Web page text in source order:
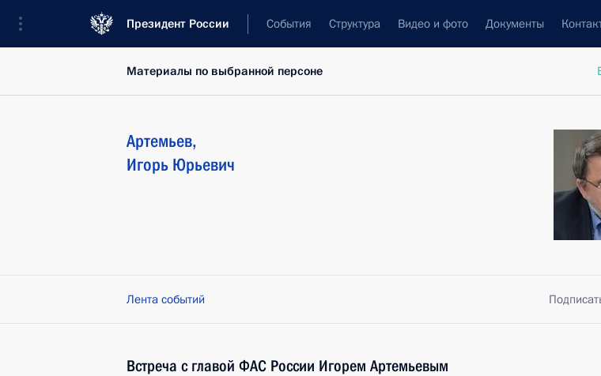
Президент России События Структура Видео и фото Документы
Материалы по выбранной персоне
Артемьев,
Игорь Юрьевич
Лента событий
Встреча с главой ФАС России Игорем Артемьевым